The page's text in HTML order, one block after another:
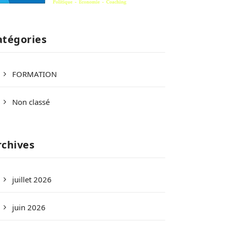
FORMATION
Non classé
juillet 2026
juin 2026